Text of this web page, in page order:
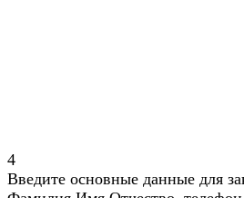
4
Введите основные данные для